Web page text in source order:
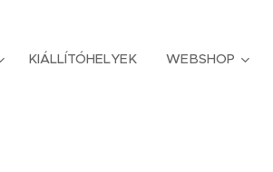
KIÁLLÍTÓHELYEK WEBSHOP